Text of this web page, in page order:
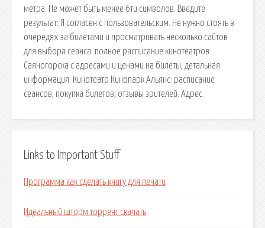
метра. Не может быть менее 6ти символов. Введите
результат: Я согласен с пользовательским. Не нужно стоять в
очередях за билетами и просматривать несколько сайтов
для выбора сеанса: полное расписание кинотеатров
Саяногорска с адресами и ценами на билеты, детальная
информация. Кинотеатр Кинопарк Альянс: расписание
сеансов, покупка билетов, отзывы зрителей. Адрес.
Links to Important Stuff
Программа как сделать книгу для печати
Идеальный шторм торрент скачать